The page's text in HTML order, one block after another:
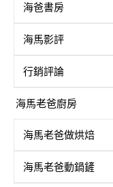
海爸書房
海馬影評
行銷評論
海馬老爸廚房
海馬老爸做烘焙
海馬老爸動鍋鏟